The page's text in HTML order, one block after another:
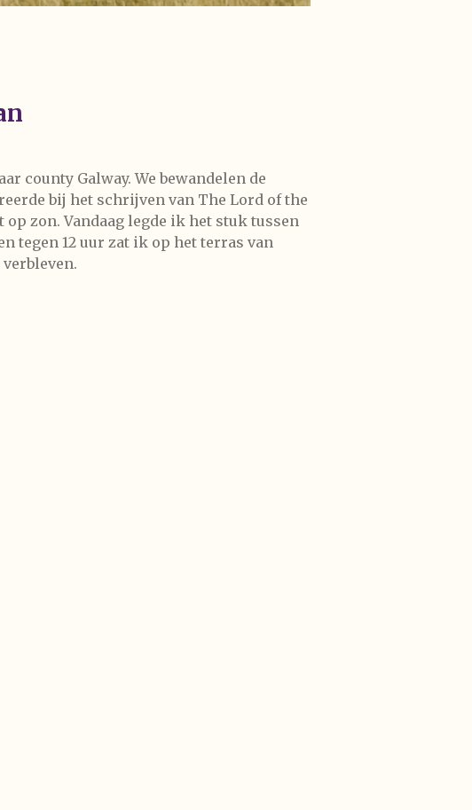
county Galway. We bewandelen de
bij het schrijven van The Lord of the
zon. Vandaag legde ik het stuk tussen
tegen 12 uur zat ik op het terras van